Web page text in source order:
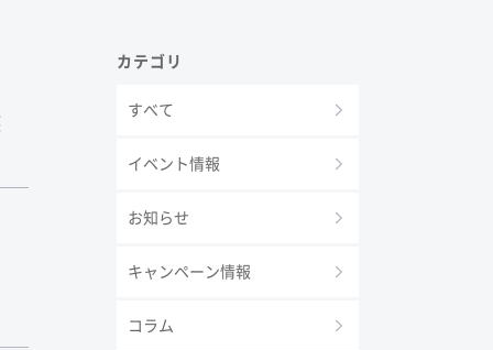
カテゴリ
すべて
イベント情報
お知らせ
キャンペーン情報
コラム